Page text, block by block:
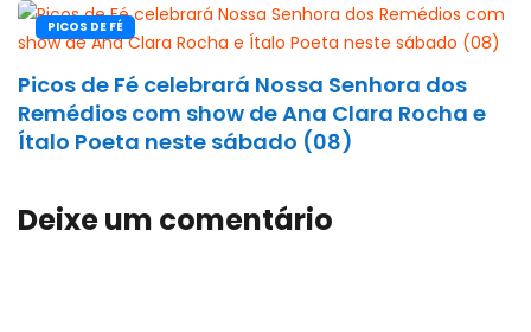
PICOS DE FÉ
Picos de Fé celebrará Nossa Senhora dos
Remédios com show de Ana Clara Rocha e
Ítalo Poeta neste sábado (08)
Deixe um comentário